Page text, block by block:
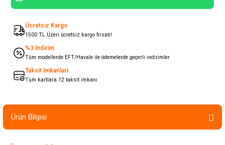
Ücretsiz Kargo
1500 TL Üzeri ücretsiz kargo fırsatı!
%3 İndirim
Tüm modellerde EFT/Havale ile ödemelerde geçerli indirimler
Taksit İmkanları
Tüm kartlara 12 taksit imkanı
Ürün Bilgisi